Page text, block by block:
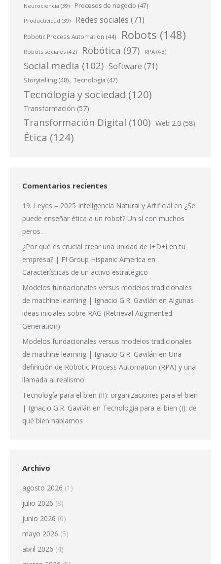
Neurociencia (39) Procesos de negocio (47)
Productividad (39) Redes sociales (71)
Robotic Process Automation (44) Robots (148)
Robots sociales (42) Robótica (97) RPA (43)
Social media (102) Software (71)
Storytelling (48) Tecnología (47)
Tecnología y sociedad (120)
Transformación (57)
Transformación Digital (100) Web 2.0 (58)
Ética (124)
Comentarios recientes
19. Leyes – 2025 Inteligencia Natural y Artificial en ¿Se
puede enseñar ética a un robot? Un sí con muchos
peros…
¿Por qué es crucial crear una unidad de I+D+i en tu
empresa? | FI Group Hispanic America en
Características de un activo estratégico
Modelos fundacionales versus modelos tradicionales
de machine learning | Ignacio G.R. Gavilán en Algunas
ideas iniciales sobre RAG (Retrieval Augmented
Generation)
Modelos fundacionales versus modelos tradicionales
de machine learning | Ignacio G.R. Gavilán en Una
definición de Robotic Process Automation (RPA) y una
llamada al realismo
Tecnología para el bien (II): organizaciones para el bien
| Ignacio G.R. Gavilán en Tecnología para el bien (I): de
qué bien hablamos
Archivo
agosto 2026 (1)
julio 2026 (8)
junio 2026 (6)
mayo 2026 (5)
abril 2026 (4)